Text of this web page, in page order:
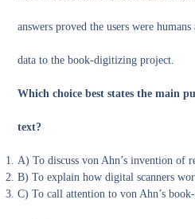
answers proved the users were humans
data to the book-digitizing project.
Which choice best states the main
text?
A) To discuss von Ahn’s invention of
B) To explain how digital scanners
C) To call attention to von Ahn’s